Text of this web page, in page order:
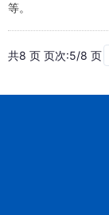
等。
共8 页 页次:5/8 页